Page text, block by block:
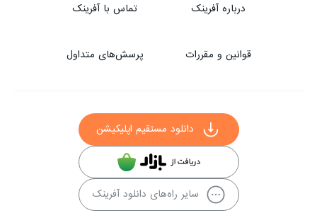
درباره آفرینک تماس با آفرینک
قوانین و مقررات پرسش‌های متداول
دانلود مستقیم اپلیکیشن
سایر راه‌های دانلود آفرینک